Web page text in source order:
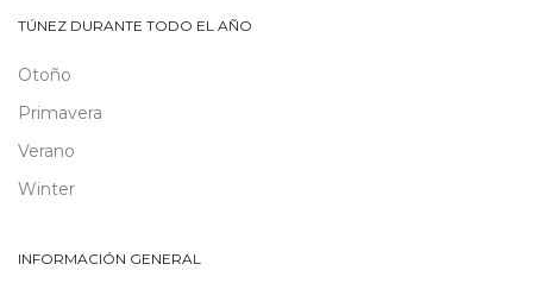
TÚNEZ DURANTE TODO EL AÑO
Otoño
Primavera
Verano
Winter
INFORMACIÓN GENERAL